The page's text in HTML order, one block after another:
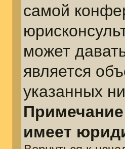
самой
может
является
указанных
имеет